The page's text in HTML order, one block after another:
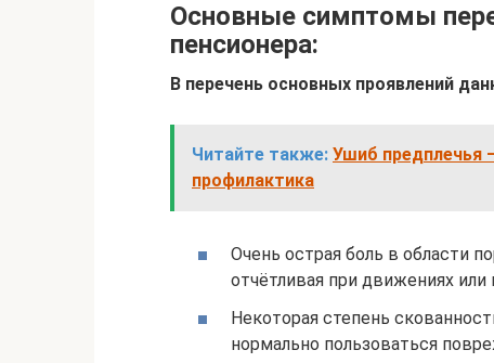
Основные симптомы
пенсионера:
В перечень основных проявлений
Читайте также: Ушиб предплечья
профилактика
Очень острая боль в области
отчётливая при движениях или
Некоторая степень
нормально пользоваться